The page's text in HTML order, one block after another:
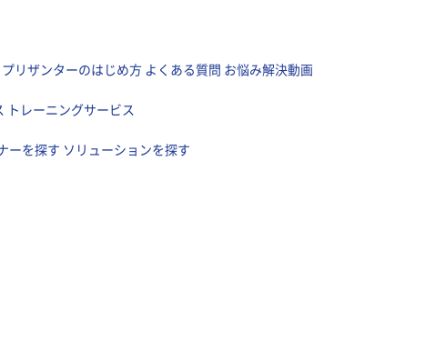
プリザンターのはじめ方 よくある質問 お悩み解決動画
トレーニングサービス
ーを探す ソリューションを探す